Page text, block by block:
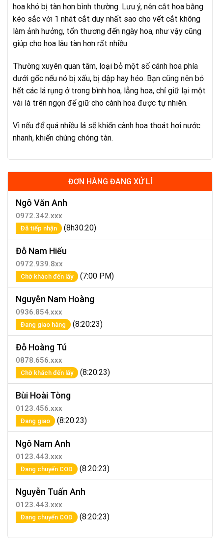
hoa khó bị tàn hơn bình thường. Lưu ý, nên cắt hoa bằng
kéo sắc với 1 nhát cắt duy nhất sao cho vết cắt không
làm ảnh hưởng, tổn thương đến ngày hoa, như vậy cũng
giúp cho hoa lâu tàn hơn rất nhiều
Thường xuyên quan tâm, loại bỏ một số cánh hoa phía
dưới gốc nếu nó bị xấu, bị dập hay héo. Bạn cũng nên bỏ
hết các lá rụng ở trong bình hoa, lẵng hoa, chỉ giữ lại một
vài lá trên ngọn để giữ cho cành hoa được tự nhiên.
Vì nếu để quá nhiều lá sẽ khiến cành hoa thoát hơi nước
nhanh, khiến chúng chóng tàn.
ĐƠN HÀNG ĐANG XỬ LÍ
Ngô Văn Anh
0972.342.xxx
Đã tiếp nhận (8h30:20)
Đỗ Nam Hiếu
0972.939.8xx
Chờ khách đến lấy (7:00 PM)
Nguyễn Nam Hoàng
0936.854.xxx
Đang giao hàng (8:20:23)
Đỗ Hoàng Tú
0878.656.xxx
Chờ khách đến lấy (8:20:23)
Bùi Hoài Tòng
0123.456.xxx
Đang giao (8:20:23)
Ngô Nam Anh
0123.443.xxx
Đang chuyển COD (8:20:23)
Nguyễn Tuấn Anh
0123.443.xxx
Đang chuyển COD (8:20:23)